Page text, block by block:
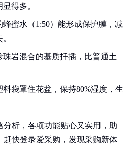
得多。
蜂蜜水（1:50）能形成保护膜，减
珠岩混合的基质扦插，比普通土
料袋罩住花盆，保持80%湿度，生
分析，各项功能贴心又实用，助
赶快登录爱采购，发现采购新体